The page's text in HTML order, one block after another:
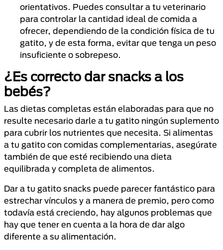
orientativos. Puedes consultar a tu veterinario
para controlar la cantidad ideal de comida a
ofrecer, dependiendo de la condición física de tu
gatito, y de esta forma, evitar que tenga un peso
insuficiente o sobrepeso.
¿Es correcto dar snacks a los
bebés?
Las dietas completas están elaboradas para que no
resulte necesario darle a tu gatito ningún suplemento
para cubrir los nutrientes que necesita. Si alimentas
a tu gatito con comidas complementarias, asegúrate
también de que esté recibiendo una dieta
equilibrada y completa de alimentos.
Dar a tu gatito snacks puede parecer fantástico para
estrechar vínculos y a manera de premio, pero como
todavía está creciendo, hay algunos problemas que
hay que tener en cuenta a la hora de dar algo
diferente a su alimentación.